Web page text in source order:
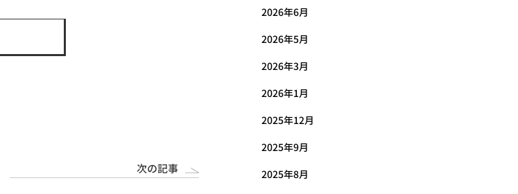
次の記事
2026年6月
2026年5月
2026年3月
2026年1月
2025年12月
2025年9月
2025年8月